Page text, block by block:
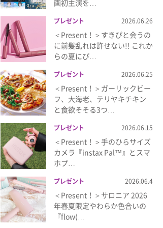
画初主演を…
プレゼント 2026.06.26
＜Present！＞すきぴと会うの
に前髪乱れは許せない!! これか
らの夏にぴ…
プレゼント 2026.06.25
＜Present！＞ガーリックビー
フ、大海老、テリヤキチキン
と食欲そそる3つ…
プレゼント 2026.06.15
＜Present！＞手のひらサイズ
カメラ『instax Pal™』とスマ
ホプ…
プレゼント 2026.06.4
＜Present！＞サロニア 2026
年春夏限定やわらか色合いの
『flow(…